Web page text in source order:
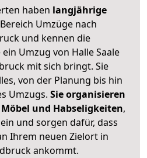
haben langjährige
Umzüge nach
und kennen die
Umzug von Halle Saale
mit sich bringt. Sie
von der Planung bis hin
Umzugs. Sie organisieren
und Habseligkeiten,
und sorgen dafür, dass
Ihrem neuen Zielort in
ankommt.